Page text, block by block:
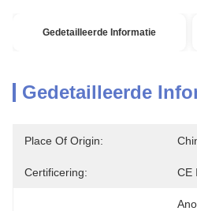
Gedetailleerde Informatie
Gedetailleerde
Place Of Origin:
Certificering: CE